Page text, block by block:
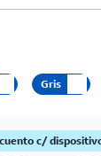
Gris
c/